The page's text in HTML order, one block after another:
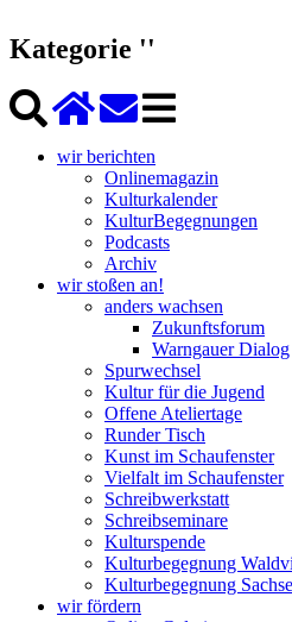
Kategorie ''
wir berichten
Onlinemagazin
Kulturkalender
KulturBegegnungen
Podcasts
Archiv
wir stoßen an!
anders wachsen
Zukunftsforum
Warngauer Dialog
Spurwechsel
Kultur für die Jugend
Offene Ateliertage
Runder Tisch
Kunst im Schaufenster
Vielfalt im Schaufenster
Schreibwerkstatt
Schreibseminare
Kulturspende
Kulturbegegnung
Kulturbegegnung
wir fördern